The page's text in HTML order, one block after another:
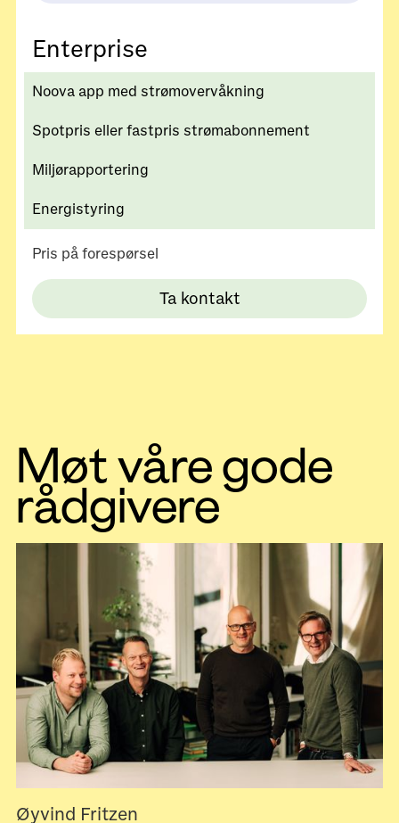
Enterprise
Noova app med strømovervåkning
Spotpris eller fastpris strømabonnement
Miljørapportering
Energistyring
Pris på forespørsel
Ta kontakt
Møt våre gode
rådgivere
Øyvind Fritzen